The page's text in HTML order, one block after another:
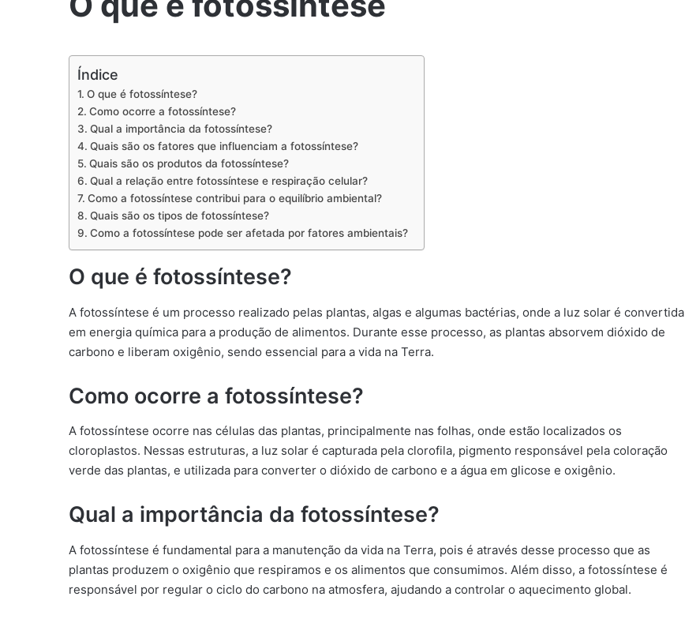
Índice
O que é fotossíntese?
Como ocorre a fotossíntese?
Qual a importância da fotossíntese?
Quais são os fatores que influenciam a fotossíntese?
Quais são os produtos da fotossíntese?
Qual a relação entre fotossíntese e respiração celular?
Como a fotossíntese contribui para o equilíbrio ambiental?
Quais são os tipos de fotossíntese?
Como a fotossíntese pode ser afetada por fatores ambientais?
O que é fotossíntese?
A fotossíntese é um processo realizado pelas plantas, algas e algumas bactérias, onde a luz solar é convertida
em energia química para a produção de alimentos. Durante esse processo, as plantas absorvem dióxido de
carbono e liberam oxigênio, sendo essencial para a vida na Terra.
Como ocorre a fotossíntese?
A fotossíntese ocorre nas células das plantas, principalmente nas folhas, onde estão localizados os
cloroplastos. Nessas estruturas, a luz solar é capturada pela clorofila, pigmento responsável pela coloração
verde das plantas, e utilizada para converter o dióxido de carbono e a água em glicose e oxigênio.
Qual a importância da fotossíntese?
A fotossíntese é fundamental para a manutenção da vida na Terra, pois é através desse processo que as
plantas produzem o oxigênio que respiramos e os alimentos que consumimos. Além disso, a fotossíntese é
responsável por regular o ciclo do carbono na atmosfera, ajudando a controlar o aquecimento global.